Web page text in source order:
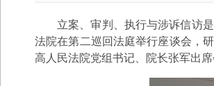
立案、审判、执行与涉诉信访
法院在第二巡回法庭举行座谈会，
高人民法院党组书记、院长张军出席